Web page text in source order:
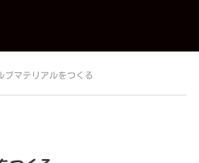
ブマテリアルをつくる